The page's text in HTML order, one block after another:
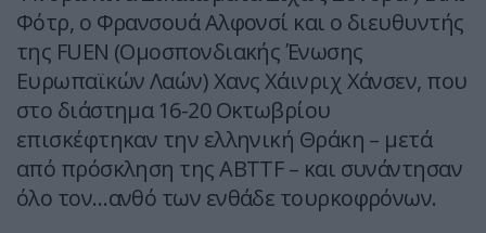
Φότρ, ο Φρανσουά Αλφονσί και ο διευθυντής
της FUEN (Ομοσπονδιακής Ένωσης
Ευρωπαϊκών Λαών) Χανς Χάινριχ Χάνσεν, που
στο διάστημα 16-20 Οκτωβρίου
επισκέφτηκαν την ελληνική Θράκη – μετά
από πρόσκληση της ABTTF – και συνάντησαν
όλο τον…ανθό των ενθάδε τουρκοφρόνων.